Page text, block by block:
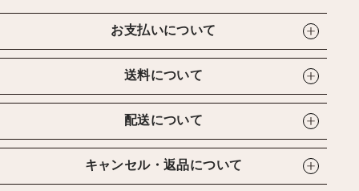
お支払いについて
送料について
配送について
キャンセル・返品について